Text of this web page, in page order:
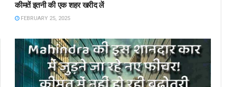
कीमतें इतनी की एक शहर खरीद लें
FEBRUARY 25, 2025